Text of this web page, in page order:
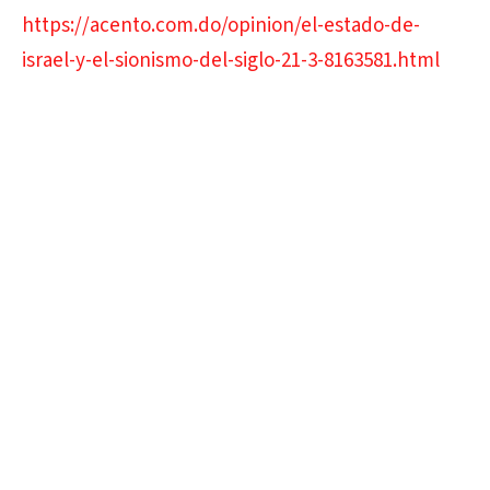
https://acento.com.do/opinion/el-estado-de-
israel-y-el-sionismo-del-siglo-21-3-8163581.html